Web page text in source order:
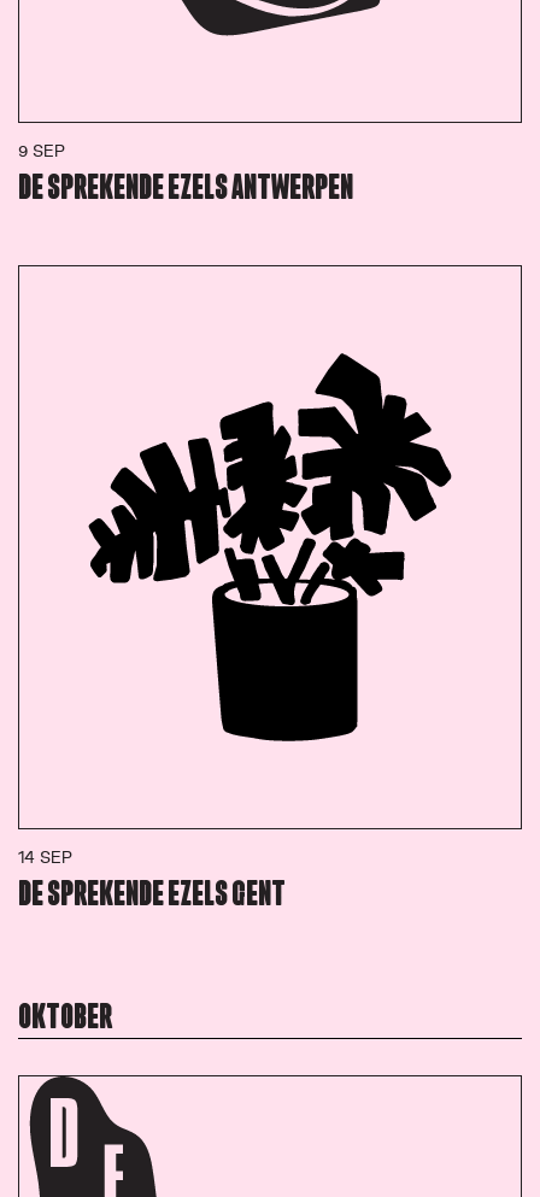
9 SEP
DE SPREKENDE EZELS ANTWERPEN
14 SEP
DE SPREKENDE EZELS GENT
OKTOBER